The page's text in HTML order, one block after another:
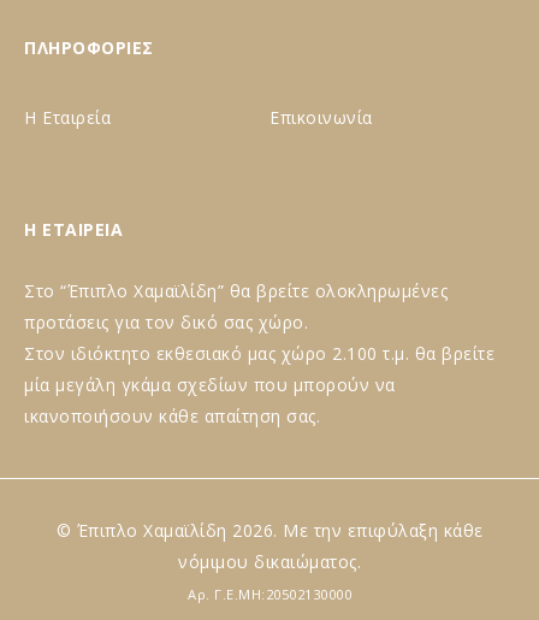
ΠΛΗΡΟΦΟΡΙΕΣ
Η Εταιρεία Επικοινωνία
Η ΕΤΑΙΡΕΙΑ
Στο “Έπιπλο Χαμαϊλίδη” θα βρείτε ολοκληρωμένες
προτάσεις για τον δικό σας χώρο.
Στον ιδιόκτητο εκθεσιακό μας χώρο 2.100 τ.μ. θα βρείτε
μία μεγάλη γκάμα σχεδίων που μπορούν να
ικανοποιήσουν κάθε απαίτηση σας.
© Έπιπλο Χαμαϊλίδη 2026. Με την επιφύλαξη κάθε
νόμιμου δικαιώματος.
Αρ. Γ.Ε.ΜΗ:20502130000